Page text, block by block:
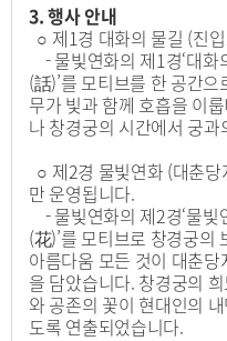
3. 행사 안내
○ 제1경 대화의 물길 (진
- 물빛연화의 제1경‘대화
(話)’를 모티브를 한 공간
무가 빛과 함께 호흡을 이
나 창경궁의 시간에서 궁
○ 제2경 물빛연화 (대춘
만 운영됩니다.
- 물빛연화의 제2경‘물빛
(花)’를 모티브로 창경궁의
아름다움 모든 것이 대춘
을 담았습니다. 창경궁의
와 공존의 꽃이 현대인의
도록 연출되었습니다.